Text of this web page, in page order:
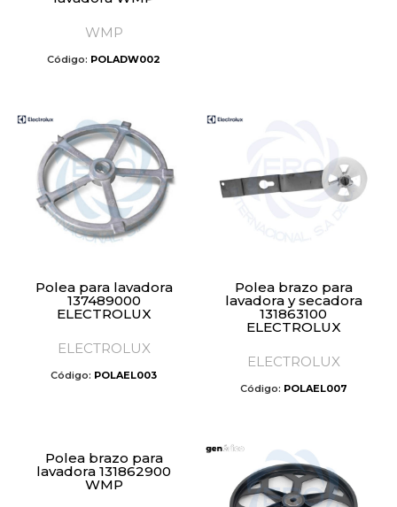
WMP
Código: POLADW002
Polea para lavadora
137489000
ELECTROLUX
ELECTROLUX
Código: POLAEL003
Polea brazo para
lavadora y secadora
131863100
ELECTROLUX
ELECTROLUX
Código: POLAEL007
Polea brazo para
lavadora 131862900
WMP